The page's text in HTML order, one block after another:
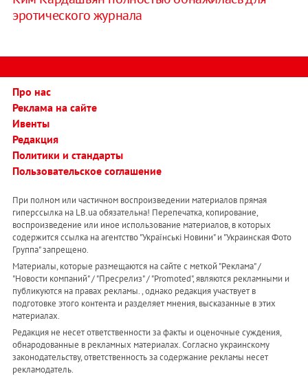
эротического журнала
Про нас
Реклама на сайте
Ивенты
Редакция
Политики и стандарты
Пользовательское соглашение
При полном или частичном воспроизведении материалов прямая
гиперссылка на LB.ua обязательна! Перепечатка, копирование,
воспроизведение или иное использование материалов, в которых
содержится ссылка на агентство "Українськi Новини" и "Украинская Фото
Группа" запрещено.
Материалы, которые размещаются на сайте с меткой "Реклама" /
"Новости компаний" / "Пресрелиз" / "Promoted", являются рекламными и
публикуются на правах рекламы. , однако редакция участвует в
подготовке этого контента и разделяет мнения, высказанные в этих
материалах.
Редакция не несет ответственности за факты и оценочные суждения,
обнародованные в рекламных материалах. Согласно украинскому
законодательству, ответственность за содержание рекламы несет
рекламодатель.